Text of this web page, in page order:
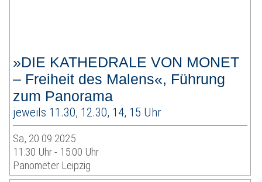
»DIE KATHEDRALE VON MONET
– Freiheit des Malens«, Führung
zum Panorama
jeweils 11.30, 12.30, 14, 15 Uhr
Sa, 20.09.2025
11:30 Uhr - 15:00 Uhr
Panometer Leipzig